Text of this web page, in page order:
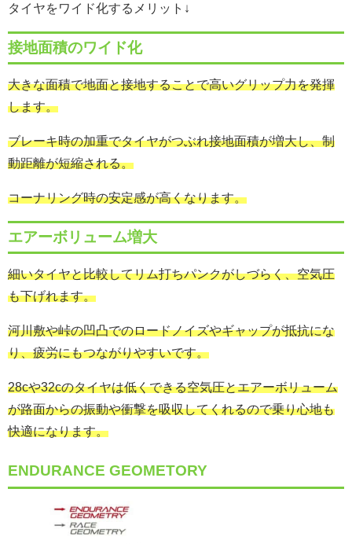
タイヤをワイド化するメリット↓
接地面積のワイド化
大きな面積で地面と接地することで高いグリップ力を発揮
します。
ブレーキ時の加重でタイヤがつぶれ接地面積が増大し、制
動距離が短縮される。
コーナリング時の安定感が高くなります。
エアーボリューム増大
細いタイヤと比較してリム打ちパンクがしづらく、空気圧
も下げれます。
河川敷や峠の凹凸でのロードノイズやギャップが抵抗にな
り、疲労にもつながりやすいです。
28cや32cのタイヤは低くできる空気圧とエアーボリューム
が路面からの振動や衝撃を吸収してくれるので乗り心地も
快適になります。
ENDURANCE GEOMETORY